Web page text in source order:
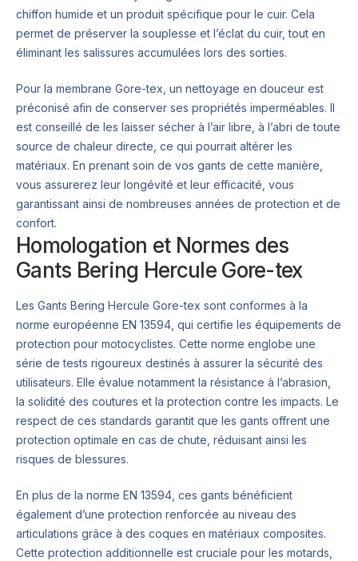
chiffon humide et un produit spécifique pour le cuir. Cela
permet de préserver la souplesse et l’éclat du cuir, tout en
éliminant les salissures accumulées lors des sorties.
Pour la membrane Gore-tex, un nettoyage en douceur est
préconisé afin de conserver ses propriétés imperméables. Il
est conseillé de les laisser sécher à l’air libre, à l’abri de toute
source de chaleur directe, ce qui pourrait altérer les
matériaux. En prenant soin de vos gants de cette manière,
vous assurerez leur longévité et leur efficacité, vous
garantissant ainsi de nombreuses années de protection et de
confort.
Homologation et Normes des
Gants Bering Hercule Gore-tex
Les Gants Bering Hercule Gore-tex sont conformes à la
norme européenne EN 13594, qui certifie les équipements de
protection pour motocyclistes. Cette norme englobe une
série de tests rigoureux destinés à assurer la sécurité des
utilisateurs. Elle évalue notamment la résistance à l’abrasion,
la solidité des coutures et la protection contre les impacts. Le
respect de ces standards garantit que les gants offrent une
protection optimale en cas de chute, réduisant ainsi les
risques de blessures.
En plus de la norme EN 13594, ces gants bénéficient
également d’une protection renforcée au niveau des
articulations grâce à des coques en matériaux composites.
Cette protection additionnelle est cruciale pour les motards,